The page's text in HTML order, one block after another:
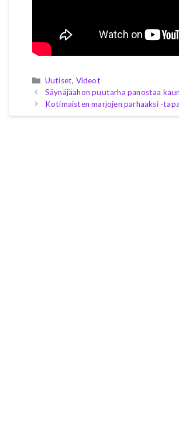
Kategoriat
Uutiset, Videot
Säynäjäahon puutarha panostaa
Kotimaisten marjojen parhaaksi -